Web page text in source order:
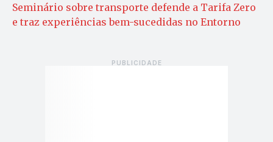
Seminário sobre transporte defende a Tarifa Zero
e traz experiências bem-sucedidas no Entorno